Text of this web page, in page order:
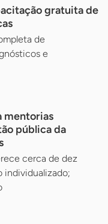
gratuita de
de
e
mentorias
pública da
cerca de dez
individualizado;